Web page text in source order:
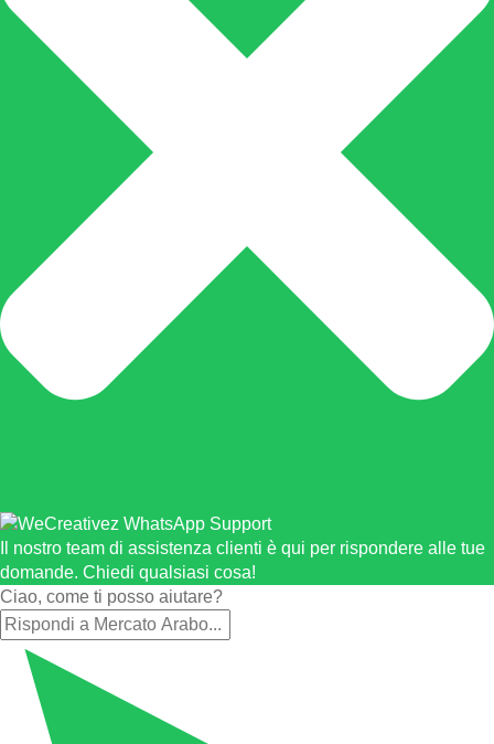
Il nostro team di assistenza clienti è qui per rispondere alle tue
domande. Chiedi qualsiasi cosa!
Ciao, come ti posso aiutare?